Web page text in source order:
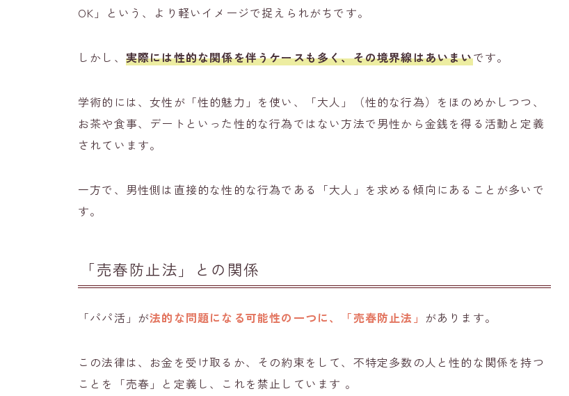
OK」という、より軽いイメージで捉えられがちです。
しかし、 実際には性的な関係を伴うケースも多く、その境界線はあいまいです。
学術的には、女性が「性的魅力」を使い、「大人」（性的な行為）をほのめかしつつ、
お茶や食事、デートといった性的な行為ではない方法で男性から金銭を得る活動と定義
されています。
一方で、男性側は直接的な性的な行為である「大人」を求める傾向にあることが多いで
す。
「売春防止法」との関係
「パパ活」が法的な問題になる可能性の一つに、「売春防止法」 があります。
この法律は、お金を受け取るか、その約束をして、不特定多数の人と性的な関係を持つ
ことを「売春」と定義し、これを禁止しています 。